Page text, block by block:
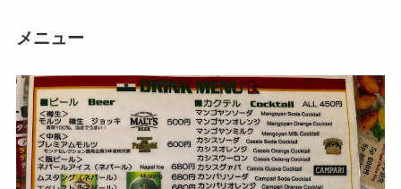
メニュー